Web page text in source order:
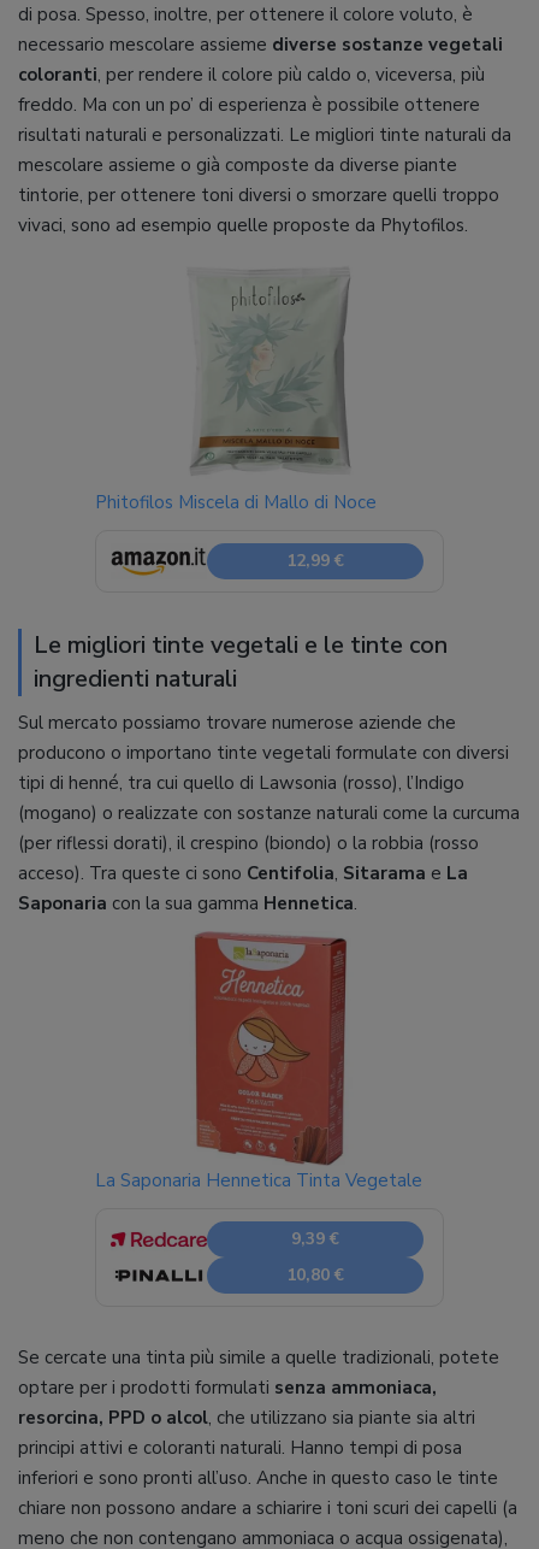
di posa. Spesso, inoltre, per ottenere il colore voluto, è
necessario mescolare assieme diverse sostanze vegetali
coloranti, per rendere il colore più caldo o, viceversa, più
freddo. Ma con un po’ di esperienza è possibile ottenere
risultati naturali e personalizzati. Le migliori tinte naturali da
mescolare assieme o già composte da diverse piante
tintorie, per ottenere toni diversi o smorzare quelli troppo
vivaci, sono ad esempio quelle proposte da Phytofilos.
Phitofilos Miscela di Mallo di Noce
12,99 €
Le migliori tinte vegetali e le tinte con
ingredienti naturali
Sul mercato possiamo trovare numerose aziende che
producono o importano tinte vegetali formulate con diversi
tipi di henné, tra cui quello di Lawsonia (rosso), l’Indigo
(mogano) o realizzate con sostanze naturali come la curcuma
(per riflessi dorati), il crespino (biondo) o la robbia (rosso
acceso). Tra queste ci sono Centifolia, Sitarama e La
Saponaria con la sua gamma Hennetica.
La Saponaria Hennetica Tinta Vegetale
9,39 €
10,80 €
Se cercate una tinta più simile a quelle tradizionali, potete
optare per i prodotti formulati senza ammoniaca,
resorcina, PPD o alcol, che utilizzano sia piante sia altri
principi attivi e coloranti naturali. Hanno tempi di posa
inferiori e sono pronti all’uso. Anche in questo caso le tinte
chiare non possono andare a schiarire i toni scuri dei capelli (a
meno che non contengano ammoniaca o acqua ossigenata),